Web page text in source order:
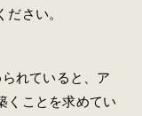
さい。
れていると、ア
くことを求めてい